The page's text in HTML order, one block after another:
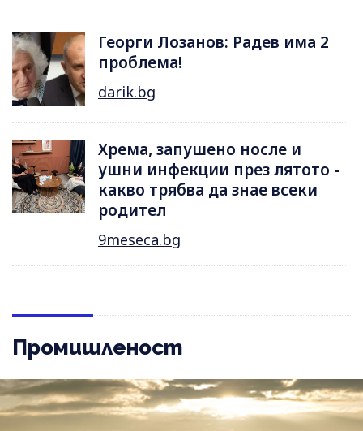
Георги Лозанов: Радев има 2
проблема!
darik.bg
Хрема, запушено носле и
ушни инфекции през лятотo -
какво трябва да знае всеки
родител
9meseca.bg
Промишленост